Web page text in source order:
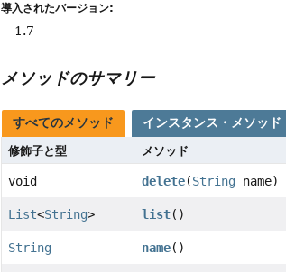
導入されたバージョン:
1.7
メソッドのサマリー
すべてのメソッド インスタンス・メソッド
修飾子と型 メソッド
void delete(Stringname)
List<String> list()
String name()